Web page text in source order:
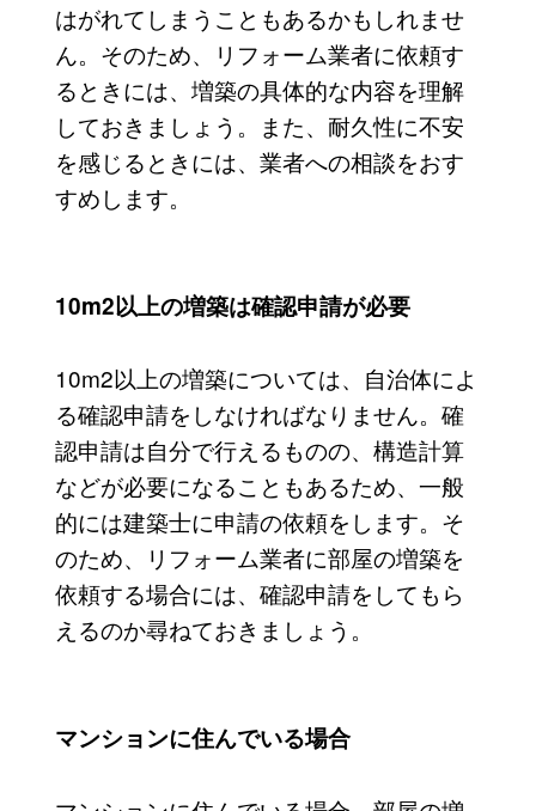
はがれてしまうこともあるかもしれませ
ん。そのため、リフォーム業者に依頼す
るときには、増築の具体的な内容を理解
しておきましょう。また、耐久性に不安
を感じるときには、業者への相談をおす
すめします。
10m2以上の増築は確認申請が必要
10m2以上の増築については、自治体によ
る確認申請をしなければなりません。確
認申請は自分で行えるものの、構造計算
などが必要になることもあるため、一般
的には建築士に申請の依頼をします。そ
のため、リフォーム業者に部屋の増築を
依頼する場合には、確認申請をしてもら
えるのか尋ねておきましょう。
マンションに住んでいる場合